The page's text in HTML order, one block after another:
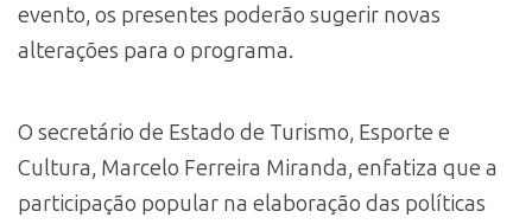
evento, os presentes poderão sugerir novas
alterações para o programa.
O secretário de Estado de Turismo, Esporte e
Cultura, Marcelo Ferreira Miranda, enfatiza que a
participação popular na elaboração das políticas